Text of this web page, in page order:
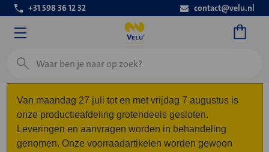
+31 598 36 12 32 contact@velu.nl
Zoeken
Van maandag 27 juli tot en met vrijdag 7 augustus is
onze productieafdeling grotendeels gesloten.
Leveringen en aanvragen worden in behandeling
genomen. Onze voorraadartikelen worden gewoon